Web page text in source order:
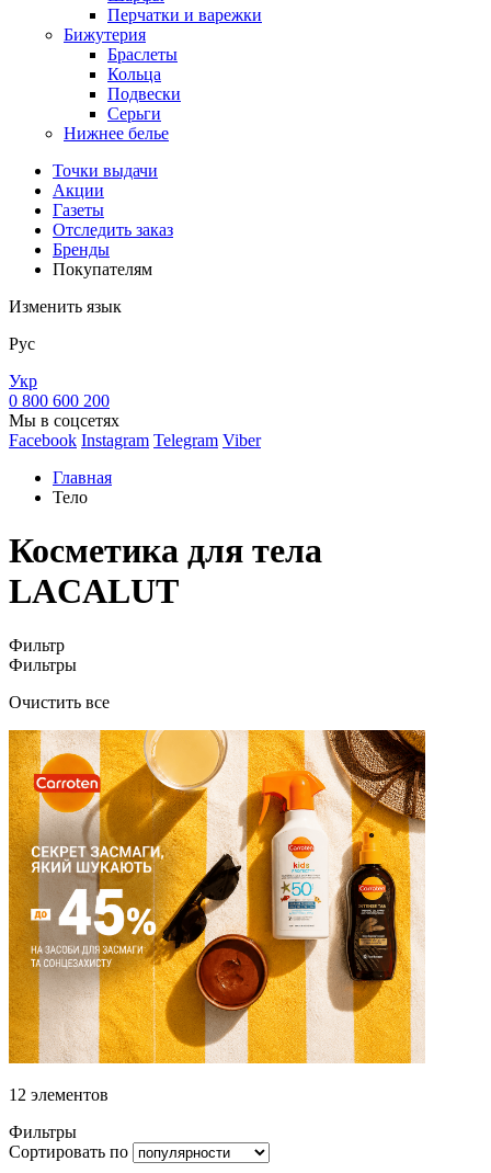
Перчатки и варежки
Бижутерия
Браслеты
Кольца
Подвески
Серьги
Нижнее белье
Точки выдачи
Акции
Газеты
Отследить заказ
Бренды
Покупателям
Изменить язык
Рус
Укр
0 800 600 200
Мы в соцсетях
Facebook Instagram Telegram Viber
Главная
Тело
Косметика для тела
LACALUT
Фильтр
Фильтры
Очистить все
12 элементов
Фильтры
Сортировать по